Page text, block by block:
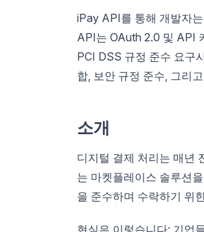
iPay API를 통해 개발자
API는 OAuth 2.0 및 API
PCI DSS 규정 준수 요구
합, 보안 규정 준수, 그리
소개
디지털 결제 처리는 매년
는 마켓플레이스 솔루션
을 준수하며 수락하기 위
현실은 이렇습니다: 기업